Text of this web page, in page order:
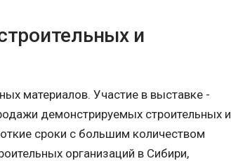
и
материалов. Участие в выставке -
демонстрируемых строительных и
сроки с большим количеством
организаций в Сибири,